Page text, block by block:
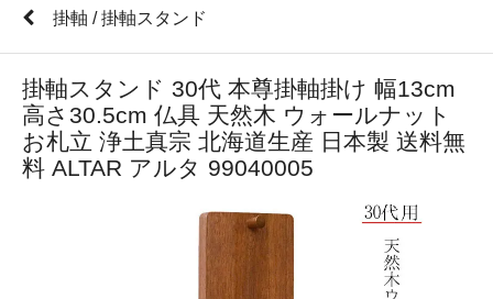
掛軸 / 掛軸スタンド
掛軸スタンド 30代 本尊掛軸掛け 幅13cm
高さ30.5cm 仏具 天然木 ウォールナット
お札立 浄土真宗 北海道生産 日本製 送料無
料 ALTAR アルタ 99040005